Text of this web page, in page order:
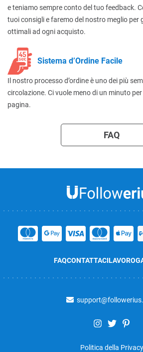
e teniamo sempre conto del tuo feedback.
tuoi consigli e faremo del nostro meglio
ottimali ad ogni acquisto.
Sistema d’Ordine Facile
Il nostro processo d’ordine è uno dei più
circolazione. Ci vuole meno di un minuto
pagina.
FAQ
FAQCONTATTACILAVORO
Politica della Privacy